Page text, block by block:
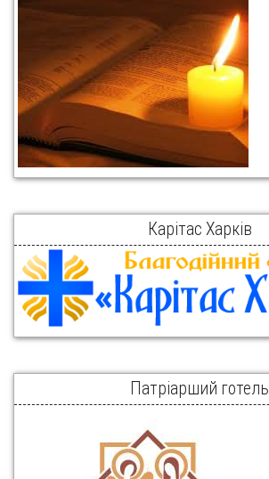
Карітас Харків
Патріарший готель